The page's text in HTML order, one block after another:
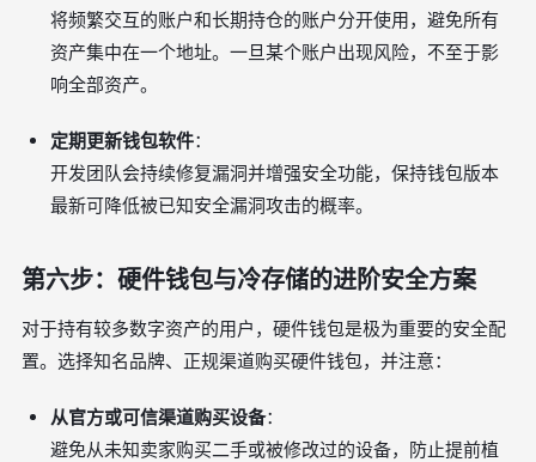
将频繁交互的账户和长期持仓的账户分开使用，避免所有
资产集中在一个地址。一旦某个账户出现风险，不至于影
响全部资产。
定期更新钱包软件：
开发团队会持续修复漏洞并增强安全功能，保持钱包版本
最新可降低被已知安全漏洞攻击的概率。
第六步：硬件钱包与冷存储的进阶安全方案
对于持有较多数字资产的用户，硬件钱包是极为重要的安全配
置。选择知名品牌、正规渠道购买硬件钱包，并注意：
从官方或可信渠道购买设备：
避免从未知卖家购买二手或被修改过的设备，防止提前植